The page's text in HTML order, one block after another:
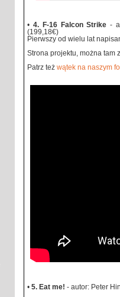
• 4. F-16 Falcon Strike -
(199,18€)
Pierwszy od wielu lat
Strona projektu, można tam
Patrz też wątek na naszym
• 5. Eat me! - autor: Peter